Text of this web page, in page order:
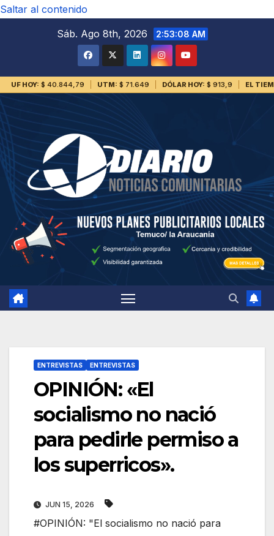
Saltar al contenido
Sáb. Ago 8th, 2026
2:53:09 AM
UF HOY: $ 40.844,79 UTM: $ 71.649 DÓLAR HOY: $ 913,9 EL
ENTREVISTAS ENTREVISTAS
OPINIÓN: «El
socialismo no nació
para pedirle permiso a
los superricos».
JUN 15, 2026
#OPINIÓN: "El socialismo no nació para